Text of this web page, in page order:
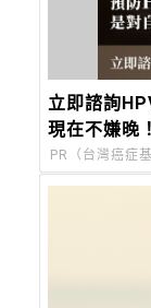
立即諮詢
現在不嫌晚！
PR（台灣癌症